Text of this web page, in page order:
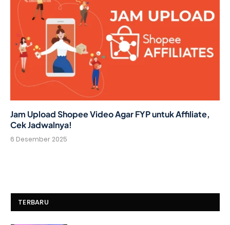
Jam Upload Shopee Video Agar FYP untuk Affiliate,
Cek Jadwalnya!
6 Desember 2025
TERBARU